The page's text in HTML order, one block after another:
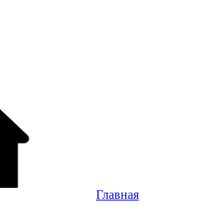
Главная